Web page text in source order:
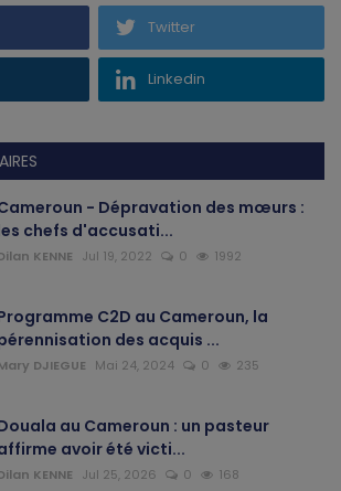
Twitter
Linkedin
- Dépravation des mœurs :
chefs d'accusati...
KENNE Jul 19, 2022 0 1992
C2D au Cameroun, la
des acquis ...
DJIEGUE Mai 24, 2024 0 235
au Cameroun : un pasteur
avoir été victi...
KENNE Jul 25, 2026 0 168